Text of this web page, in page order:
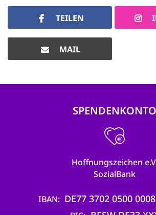
TEILEN
MAIL
SPENDENKONTO
Hoffnungszeichen
SozialBank
IBAN DE77 3702 0500